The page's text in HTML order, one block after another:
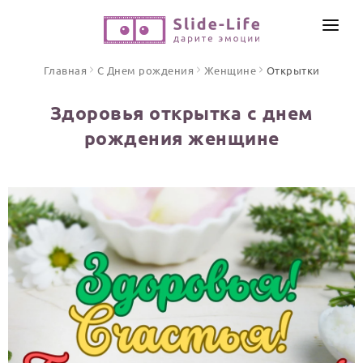
ПО ФОРМАТУ
Песни поздравления
Открытки
Стихи и тексты
ПРАЗДНИКИ
С Днем рождения
Юбилей
ИНСТРУМЕНТЫ
ЦЕНЫ
ОТЗЫВЫ
Главная С Днем рождения Женщине Открытки
Здоровья открытка с днем
рождения женщине